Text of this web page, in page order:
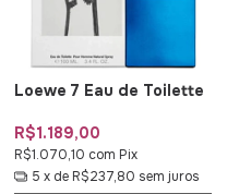
Loewe 7 Eau de Toilette
R$1.189,00
R$1.070,10 com Pix
5 x de R$237,80 sem juros